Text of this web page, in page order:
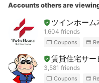
Accounts others are
ツインホーム
1,604 friends
Coupons
賃貸住宅サ
3,581 friends
Coupons